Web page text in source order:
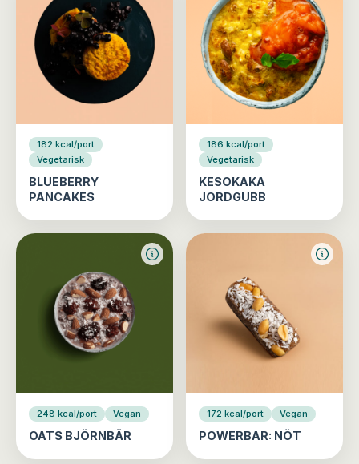
182 kcal/port
Vegetarisk
BLUEBERRY
PANCAKES
186 kcal/port
Vegetarisk
KESOKAKA
JORDGUBB
248 kcal/port Vegan
OATS BJÖRNBÄR
172 kcal/port Vegan
POWERBAR: NÖT